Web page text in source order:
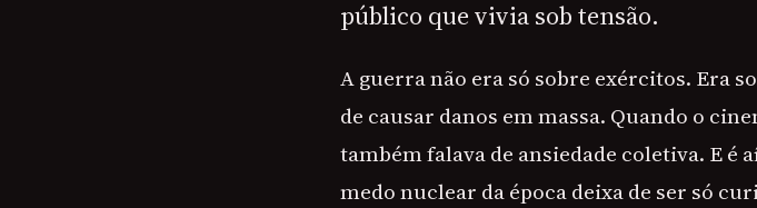
público que vivia sob tensão.
A guerra não era só sobre exércitos. Era
de causar danos em massa. Quando o
também falava de ansiedade coletiva. E é
medo nuclear da época deixa de ser só